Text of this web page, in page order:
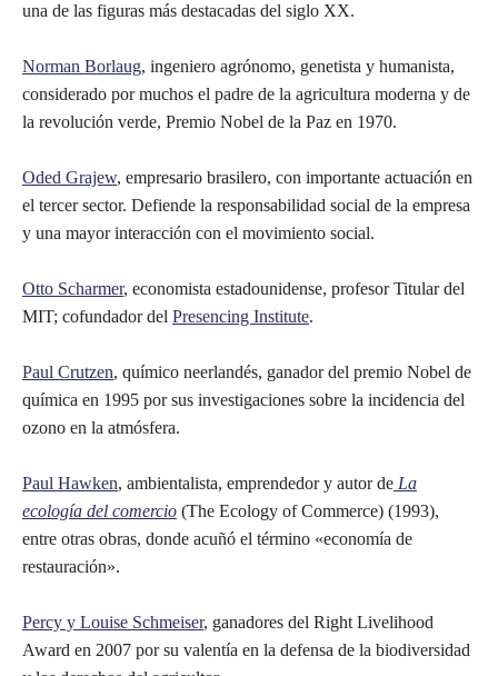
una de las figuras más destacadas del siglo XX.
Norman Borlaug, ingeniero agrónomo, genetista y humanista,
considerado por muchos el padre de la agricultura moderna y de
la revolución verde, Premio Nobel de la Paz en 1970.
Oded Grajew, empresario brasilero, con importante actuación en
el tercer sector. Defiende la responsabilidad social de la empresa
y una mayor interacción con el movimiento social.
Otto Scharmer, economista estadounidense, profesor Titular del
MIT; cofundador del Presencing Institute.
Paul Crutzen, químico neerlandés, ganador del premio Nobel de
química en 1995 por sus investigaciones sobre la incidencia del
ozono en la atmósfera.
Paul Hawken, ambientalista, emprendedor y autor de La
ecología del comercio (The Ecology of Commerce) (1993),
entre otras obras, donde acuñó el término «economía de
restauración».
Percy y Louise Schmeiser, ganadores del Right Livelihood
Award en 2007 por su valentía en la defensa de la biodiversidad